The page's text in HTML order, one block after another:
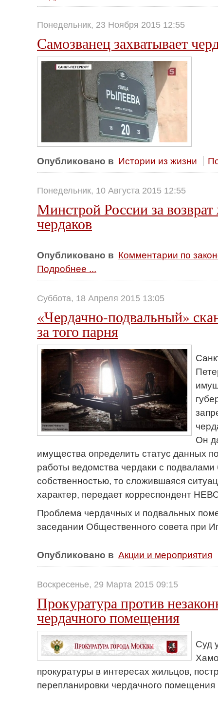
Понедельник, 23 Ноября 2015 12:55
Самозванец захватывает
Опубликовано в Истории из жизни
Понедельник, 10 Августа 2015 12:55
Минстрой России за
чердаков
Опубликовано в Комментарии по
Подробнее ...
Суббота, 18 Апреля 2015 13:05
«Чердачно-подвальный»
за того парня
Он
имущества определить статус данных
работы ведомства чердаки с
собственностью, то сложившаяся
характер, передает корреспондент
Проблема чердачных и подвальных
заседании Общественного совета при
Опубликовано в Акции и мероприятия
Воскресенье, 29 Марта 2015 09:15
Прокуратура против
чердачного помещения
Суд
прокуратуры в интересах жильцов,
перепланировки чердачного помещения